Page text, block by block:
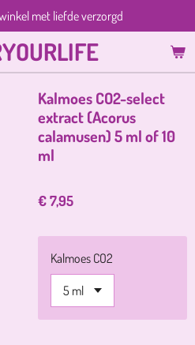
met liefde verzorgd
Kalmoes CO2-select
extract (Acorus
calamusen) 5 ml of 10
ml
€ 7,95
Kalmoes CO2